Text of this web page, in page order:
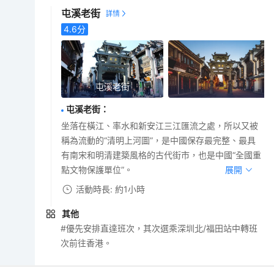
屯溪老街
4.6分
屯溪老街
屯溪老街 ：
坐落在橫江、率水和新安江三江匯流之處，所以又被
稱為流動的“清明上河圖”，是中國保存最完整、最具
有南宋和明清建築風格的古代街市，也是中國“全國重
點文物保護單位”。
展開
活動時長: 約1小時
其他
#優先安排直達班次，其次選乘深圳北/福田站中轉班
次前往香港。